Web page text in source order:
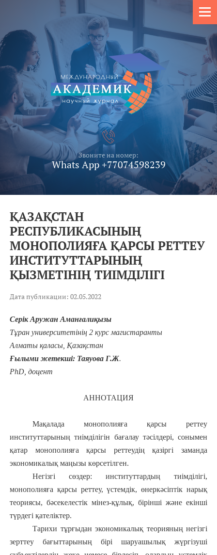
Звоните на номер:
Whats App +77074598239
ҚАЗАҚСТАН
РЕСПУБЛИКАСЫНЫҢ
МОНОПОЛИЯҒА ҚАРСЫ РЕТТЕУ
ИНСТИТУТТАРЫНЫҢ
ҚЫЗМЕТІНІҢ ТИІМДІЛІГІ
Дата публикации: 02.05.2022
Серік Аружан Аманғалиқызы
Тұран университетінің 2 курс магистаранты
Алматы қаласы, Қазақстан
Ғылыми жетекші: Таяуова Г.Ж.
РһD, доцент
АННОТАЦИЯ
Мақалада монополияға қарсы реттеу
институттарының тиімділігін бағалау тәсілдері, сонымен
қатар монополияға қарсы реттеудің қазіргі заманда
экономикалық маңызы көрсетілген.
Негізгі сөздер: институттардың тиімділігі,
монополияға қарсы реттеу, үстемдік, өнеркәсіптік нарық
теориясы, бәсекелестік мінез-құлық, бірінші және екінші
түрдегі қателіктер.
Тарихи тұрғыдан экономикалық теорияның негізгі
зерттеу бағыттарының бірі шаруашылық жүргізуші